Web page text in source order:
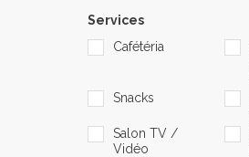
Services
Cafétéria
Snacks
Salon TV /
Vidéo